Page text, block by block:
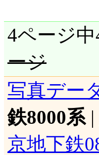
4ページ
ージ
写真デー
鉄8000系|
京地下鉄